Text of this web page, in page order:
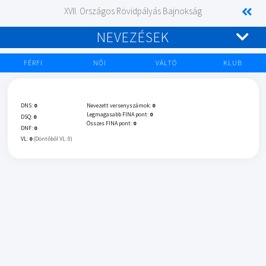
XVII. Országos Rövidpályás Bajnokság
NEVEZÉSEK
FÉRFI NŐI VÁLTÓ KLUB
DNS: 0
DSQ: 0
DNF: 0
VL: 0 (Döntőből VL: 0)
Nevezett versenyszámok: 0
Legmagasabb FINA pont: 0
Összes FINA pont: 0